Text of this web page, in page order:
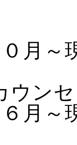
月～
ウン
月～